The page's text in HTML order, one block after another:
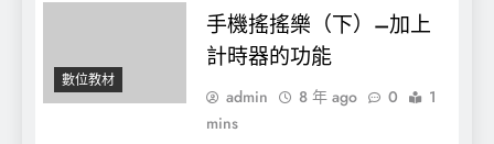
數位教材
手機搖搖樂（下）–加上
計時器的功能
admin 8 年 ago 0
1
mins